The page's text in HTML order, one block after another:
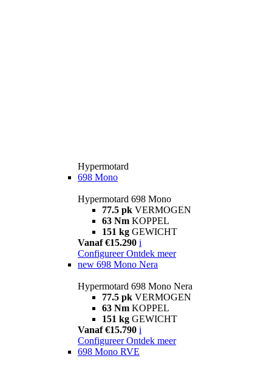
Hypermotard
698 Mono
Hypermotard 698 Mono
77.5 pk VERMOGEN
63 Nm KOPPEL
151 kg GEWICHT
Vanaf €15.290 i
Configureer Ontdek meer
new 698 Mono Nera
Hypermotard 698 Mono Nera
77.5 pk VERMOGEN
63 Nm KOPPEL
151 kg GEWICHT
Vanaf €15.790 i
Configureer Ontdek meer
698 Mono RVE